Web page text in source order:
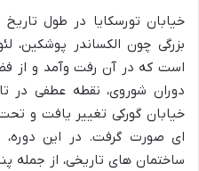
خیابان تورسکایا در طول
بزرگی چون الکساندر پوشکین،
است که در آن رفت وآمد و از
دوران شوروی، نقطه عطفی در
خیابان گورکی تغییر یافت و
ای صورت گرفت. در این دوره،
ساختمان های تاریخی، از جمله